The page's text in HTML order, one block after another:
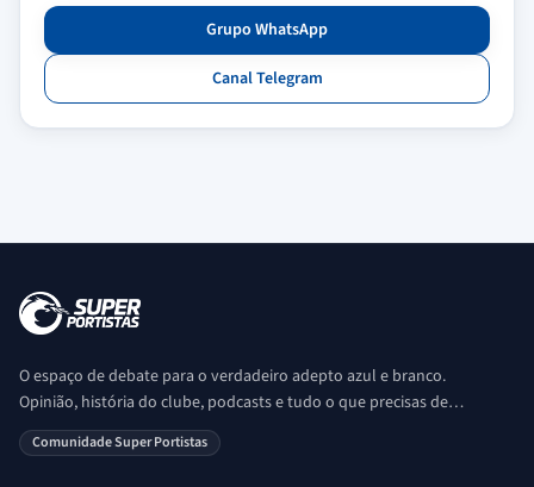
Grupo WhatsApp
Canal Telegram
O espaço de debate para o verdadeiro adepto azul e branco.
Opinião, história do clube, podcasts e tudo o que precisas de
saber sobre o universo Porto. Ser Porto é aqui!
Comunidade Super Portistas